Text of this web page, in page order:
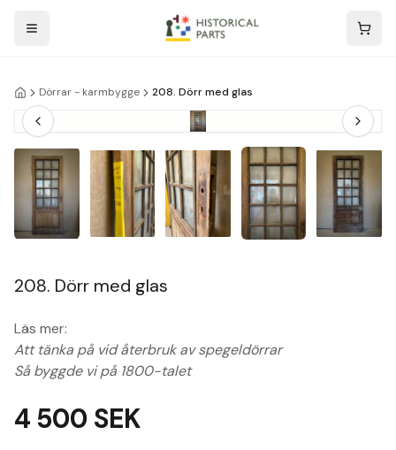
Dörrar - karmbygge 208. Dörr med glas
208. Dörr med glas
Läs mer:
Att tänka på vid återbruk av spegeldörrar
Så byggde vi på 1800-talet
4 500 SEK